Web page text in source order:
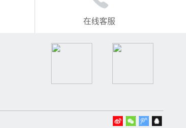
在线客服